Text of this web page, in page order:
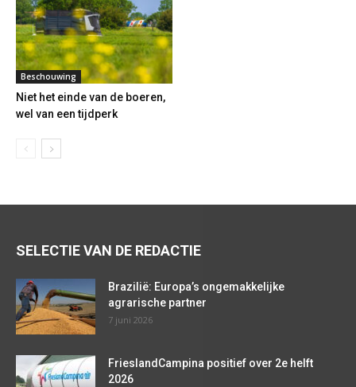
Beschouwing
Niet het einde van de boeren,
wel van een tijdperk
SELECTIE VAN DE REDACTIE
Brazilië: Europa’s ongemakkelijke
agrarische partner
7 juni 2026
FrieslandCampina positief over 2e helft
2026